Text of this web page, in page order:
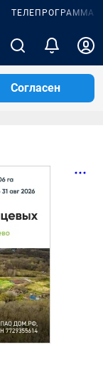
ТЕЛЕПРОГРАММА
Согласен